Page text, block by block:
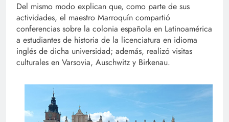
Del mismo modo explican que, como parte de sus
actividades, el maestro Marroquín compartió
conferencias sobre la colonia española en Latinoamérica
a estudiantes de historia de la licenciatura en idioma
inglés de dicha universidad; además, realizó visitas
culturales en Varsovia, Auschwitz y Birkenau.